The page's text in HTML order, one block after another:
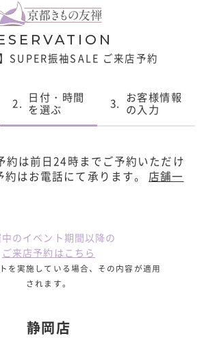
SUPER振袖SALE ご来店予約
2. 日付・時間
を選ぶ 3. お客様情報
の入力
約は前日24時までご予約いただけ
約はお電話にて承ります。 店舗一
のイベント期間以降の
ご来店予約はこちら
を実施している場合、その内容が適用
されます。
静岡店